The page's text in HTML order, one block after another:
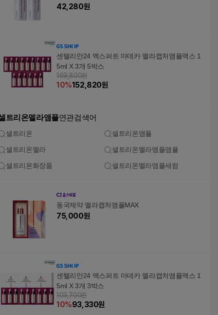
42,280원
센텔리안24 엑스퍼트 마데카 멜라캡처앰플맥스 1
5ml X 3개 5박스
169,800원
10%152,820원
트리온멜라앰플연관검색어
셀트리온 셀트리온앰플
셀트리온멜라 셀트리온멜라앰플앰플
셀트리온화장품 셀트리온멜라앰플세럼
동국제약 멜라캡처앰플MAX
75,000원
센텔리안24 엑스퍼트 마데카 멜라캡처앰플맥스 1
5ml X 3개 3박스
103,700원
10%93,330원